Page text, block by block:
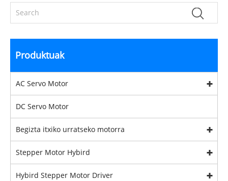
Produktuak
AC Servo Motor
DC Servo Motor
Begizta itxiko urratseko motorra
Stepper Motor Hybird
Hybird Stepper Motor Driver